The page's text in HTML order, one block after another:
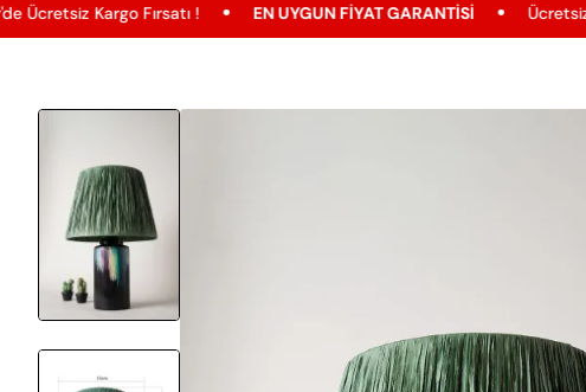
Fırsatı ! EN UYGUN FIYAT GARANTISI Ücretsiz Kargo